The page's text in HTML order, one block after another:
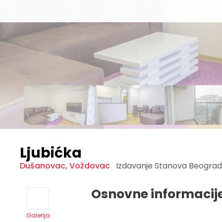
Ljubićka
Dušanovac, Voždovac Izdavanje Stanova Beograd
Galerija
Osnovne